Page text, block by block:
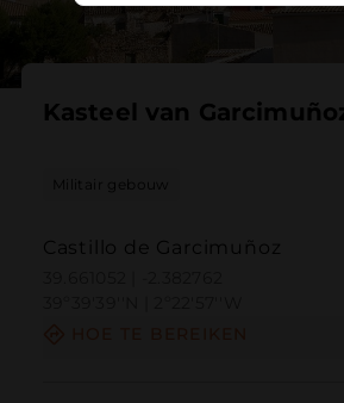
Kasteel van
Militair gebouw
Castillo de Garcimuñoz